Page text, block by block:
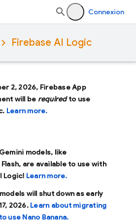
Connexion
Firebase AI Logic
2, 2026, Firebase App
will be requiredto use
Learn more.
models, like
, are available to use with
Logic! Learn more.
will shut down as early
2026. Learn about migrating
use Nano Banana.